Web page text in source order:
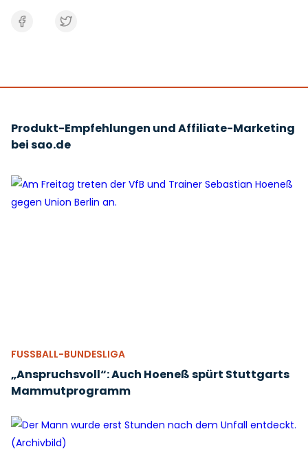
Produkt-Empfehlungen und Affiliate-Marketing
bei sao.de
FUSSBALL-BUNDESLIGA
„Anspruchsvoll“: Auch Hoeneß spürt Stuttgarts
Mammutprogramm